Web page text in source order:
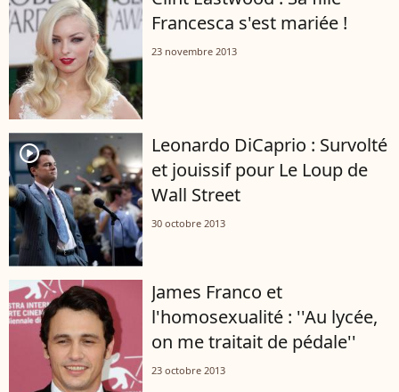
Francesca s'est mariée !
23 novembre 2013
player2
Leonardo DiCaprio : Survolté
et jouissif pour Le Loup de
Wall Street
30 octobre 2013
James Franco et
l'homosexualité : ''Au lycée,
on me traitait de pédale''
23 octobre 2013